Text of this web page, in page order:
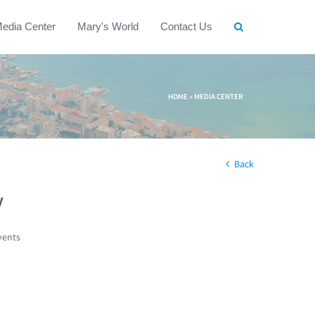
Center Mary's World Contact Us
HOME » MEDIA CENTER
Back